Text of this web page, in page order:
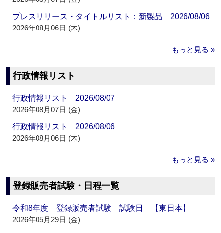
プレスリリース・タイトルリスト：新製品 2026/08/06
2026年08月06日 (木)
もっと見る »
行政情報リスト
行政情報リスト 2026/08/07
2026年08月07日 (金)
行政情報リスト 2026/08/06
2026年08月06日 (木)
もっと見る »
登録販売者試験・日程一覧
令和8年度 登録販売者試験 試験日 【東日本】
2026年05月29日 (金)